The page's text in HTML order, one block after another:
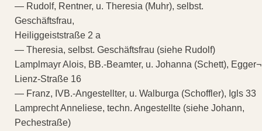
— Rudolf, Rentner, u. Theresia (Muhr), selbst.
Geschäftsfrau,
Heiliggeiststraße 2 a
— Theresia, selbst. Geschäftsfrau (siehe Rudolf)
Lamplmayr Alois, BB.-Beamter, u. Johanna (Schett), Egger¬
Lienz-Straße 16
— Franz, IVB.-Angestellter, u. Walburga (Schoffler), Igls 33
Lamprecht Anneliese, techn. Angestellte (siehe Johann,
Pechestraße)